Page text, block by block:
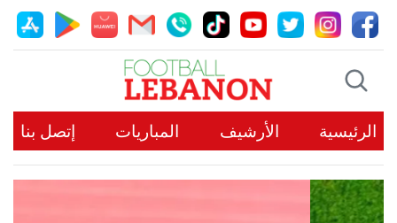
الرئيسية الأرشيف المباريات إتصل بنا